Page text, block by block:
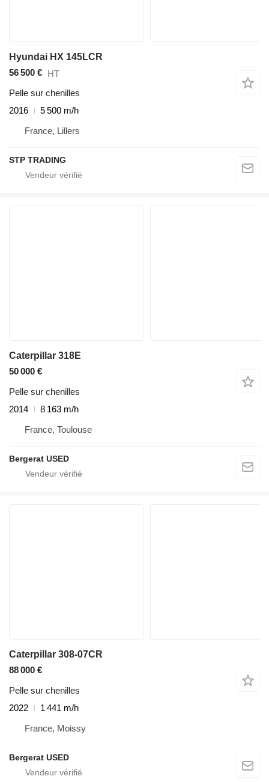
Hyundai HX 145LCR
56 500 € HT
Pelle sur chenilles
2016
5 500 m/h
France, Lillers
STP TRADING
Caterpillar 318E
50 000 €
Pelle sur chenilles
2014
8 163 m/h
France, Toulouse
Bergerat USED
Caterpillar 308-07CR
88 000 €
Pelle sur chenilles
2022
1 441 m/h
France, Moissy
Bergerat USED